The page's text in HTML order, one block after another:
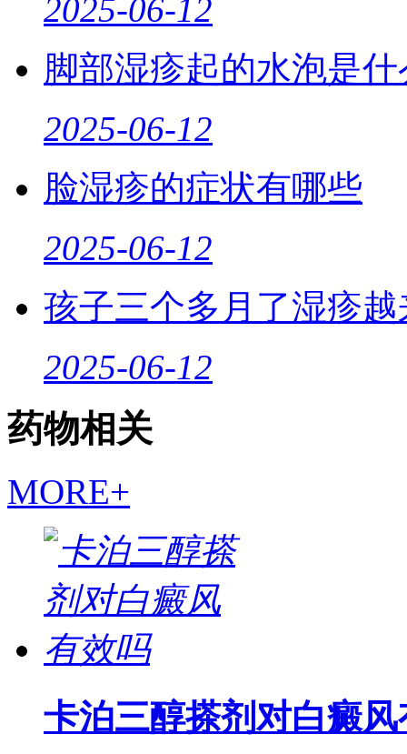
2025-06-12
脚部湿疹起的水泡是
2025-06-12
脸湿疹的症状有哪些
2025-06-12
孩子三个多月了湿疹
2025-06-12
药物相关
MORE+
卡泊三醇搽剂对白癜